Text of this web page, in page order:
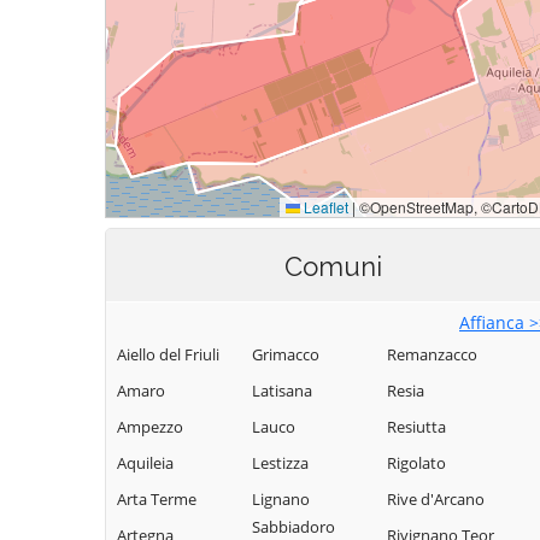
Comuni
Affianca
Aiello del Friuli
Amaro
Ampezzo
Aquileia
Arta Terme
Artegna
Grimacco
Latisana
Lauco
Lestizza
Lignano
Sabbiadoro
Remanzacco
Resia
Resiutta
Rigolato
Rive d'Arcano
Rivignano Teor